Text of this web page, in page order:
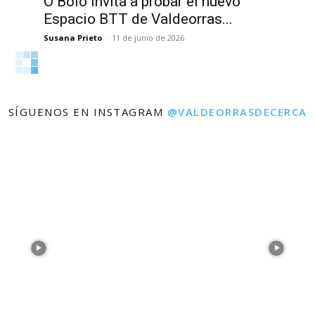
Espacio BTT de Valdeorras...
Susana Prieto - 11 de junio de 2026
SÍGUENOS EN INSTAGRAM @VALDEORRASDECERCA